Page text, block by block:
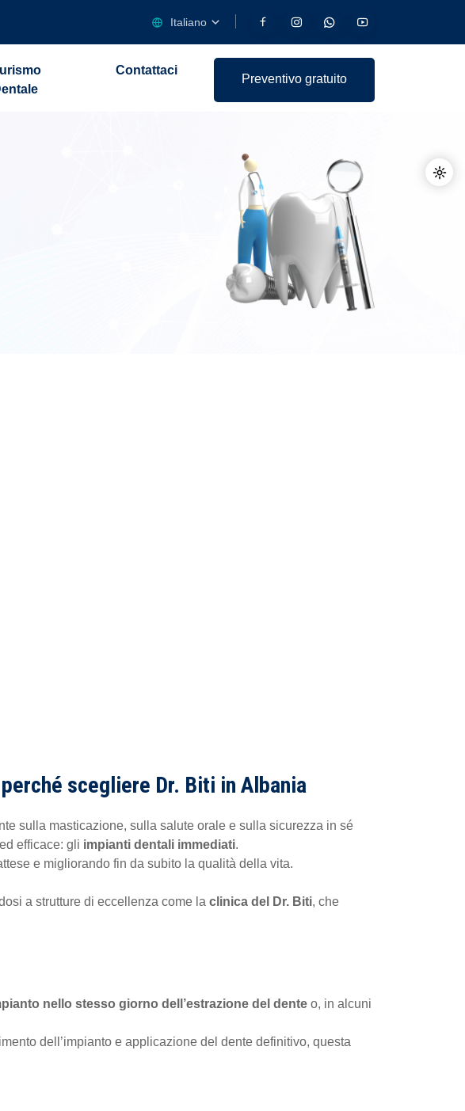
Italiano
Contattaci
Preventivo gratuito
scegliere Dr. Biti in Albania
sulla masticazione, sulla salute orale e sulla sicurezza in sé
efficace: gli impianti dentali immediati.
e migliorando fin da subito la qualità della vita.
a strutture di eccellenza come la clinica del Dr. Biti, che
nello stesso giorno dell’estrazione del dente o, in alcuni
dell’impianto e applicazione del dente definitivo, questa